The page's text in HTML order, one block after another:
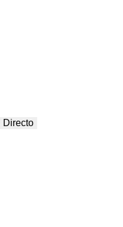
Directo